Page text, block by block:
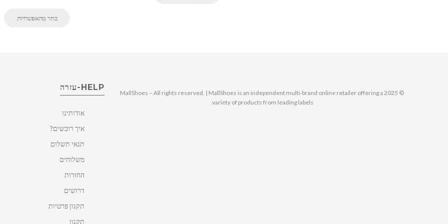
בחר מהאפשרויות
HELP-עזרה
אודותינו
איך רוכשים?
תנאי תשלום
משלוחים
החזרות
דרושים
תקנון פרטיות
תקנון
© 2025 MallShoes – All rights reserved. | MallShoes is an independent multi-brand online retailer offering a
variety of products from leading labels.